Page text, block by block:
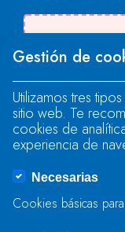
"text".
Se produjo
"text".
Se produjo
Gestión de
Utilizamos tres
sitio web. Te
cookies de
experiencia de
Necesarias
Cookies básicas